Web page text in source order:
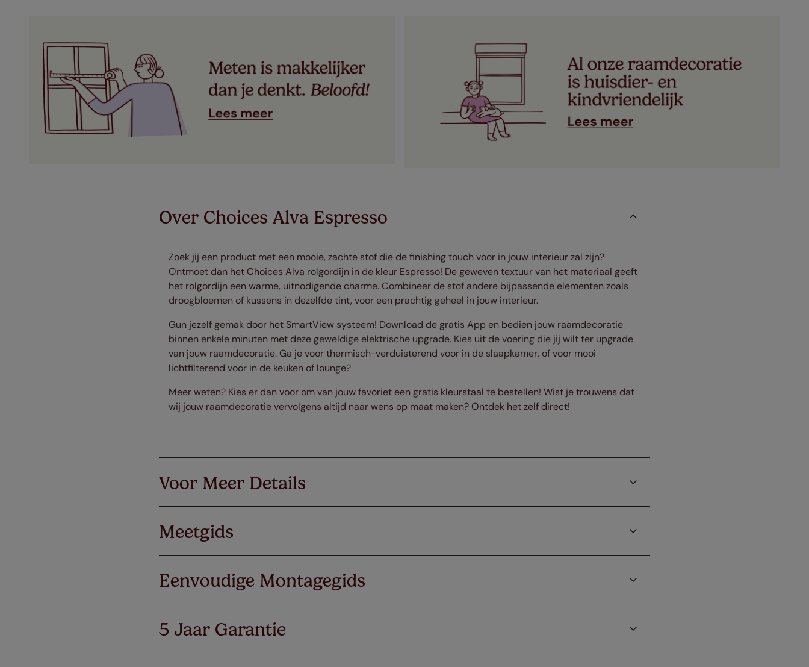
Over Choices Alva Espresso
Zoek jij een product met een mooie, zachte stof die de finishing touch voor in jouw interieur zal zijn?
Ontmoet dan het Choices Alva rolgordijn in de kleur Espresso! De geweven textuur van het materiaal geeft
het rolgordijn een warme, uitnodigende charme. Combineer de stof andere bijpassende elementen zoals
droogbloemen of kussens in dezelfde tint, voor een prachtig geheel in jouw interieur.
Gun jezelf gemak door het SmartView systeem! Download de gratis App en bedien jouw raamdecoratie
binnen enkele minuten met deze geweldige elektrische upgrade. Kies uit de voering die jij wilt ter upgrade
van jouw raamdecoratie. Ga je voor thermisch-verduisterend voor in de slaapkamer, of voor mooi
lichtfilterend voor in de keuken of lounge?
Meer weten? Kies er dan voor om van jouw favoriet een gratis kleurstaal te bestellen! Wist je trouwens dat
wij jouw raamdecoratie vervolgens altijd naar wens op maat maken? Ontdek het zelf direct!
Voor Meer Details
Meetgids
Eenvoudige Montagegids
5 Jaar Garantie